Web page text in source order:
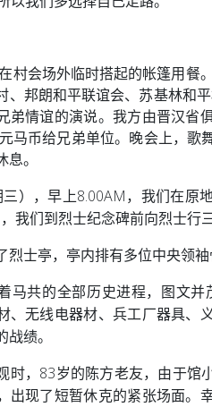
村会场外临时搭起的帐篷用餐
、邦朗和平联谊会、苏基林和
弟情谊的演说。我方由晋汉省
马币给兄弟单位。晚会上，歌
。
），早上8.00AM，我们在原
我们到烈士纪念碑前向烈士行
烈士亭，亭内排有多位中央领
马共的全部历史进程，图文
、无线电器材、兵工厂器具、
绩。
时，83岁的陈方老友，由于馆
出现了短暂休克的紧张场面。